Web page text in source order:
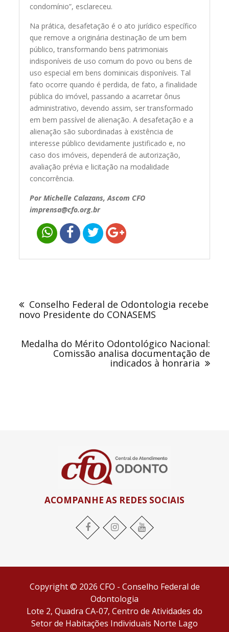
condomínio”, esclareceu.
Na prática, desafetação é o ato jurídico específico
que remove a originária destinação de um bem
público, transformando bens patrimoniais
indisponíveis de uso comum do povo ou bens de
uso especial em bens dominicais disponíveis. Tal
fato ocorre quando é perdida, de fato, a finalidade
pública do imóvel, passando a acarretar ônus
administrativo, devendo assim, ser transformado
em bem passível de alienação. A desafetação e a
alienação são subordinadas à existência de
interesse público devidamente justificado e, no
caso dos imóveis, dependerá de autorização,
avaliação prévia e licitação na modalidade
concorrência.
Por Michelle Calazans, Ascom CFO
imprensa@cfo.org.br
PostConselho Federal de Odontologia recebe
novo Presidente do CONASEMS
Medalha do Mérito Odontológico Nacional:
Comissão analisa documentação de
indicados à honraria
ACOMPANHE AS REDES SOCIAIS
Facebook Instagram YouTube
Copyright © 2026 CFO - Conselho Federal de
Odontologia
Lote 2, Quadra CA-07, Centro de Atividades do
Setor de Habitações Individuais Norte Lago